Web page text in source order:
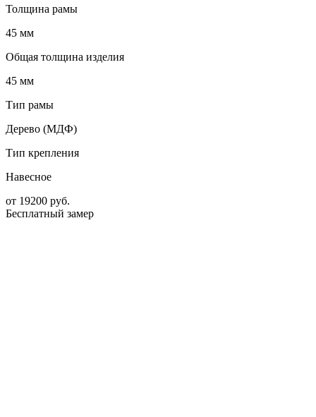
Толщина рамы
45 мм
Общая толщина изделия
45 мм
Тип рамы
Дерево (МДФ)
Тип крепления
Навесное
от 19200 руб.
Бесплатный замер